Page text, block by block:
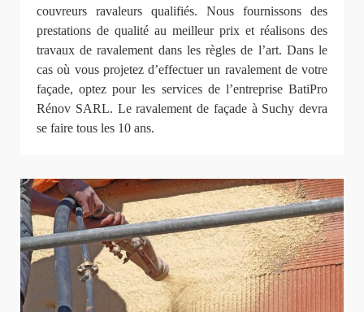
couvreurs ravaleurs qualifiés. Nous fournissons des
prestations de qualité au meilleur prix et réalisons des
travaux de ravalement dans les règles de l’art. Dans le
cas où vous projetez d’effectuer un ravalement de votre
façade, optez pour les services de l’entreprise BatiPro
Rénov SARL. Le ravalement de façade à Suchy devra
se faire tous les 10 ans.